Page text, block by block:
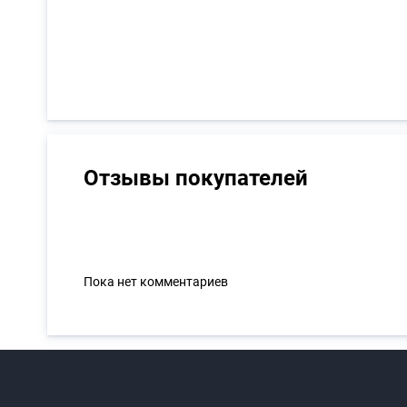
Отзывы покупателей
Пока нет комментариев